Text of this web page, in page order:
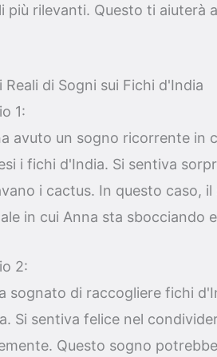
più rilevanti. Questo ti aiuterà
Reali di Sogni sui Fichi d'India
1:
avuto un sogno ricorrente in
i fichi d'India. Si sentiva
i cactus. In questo caso,
in cui Anna sta sbocciando
2:
sognato di raccogliere fichi
Si sentiva felice nel
Questo sogno